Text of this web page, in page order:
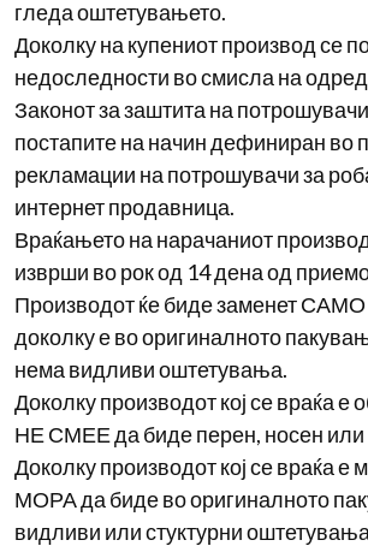
гледа оштетувањето.
Доколку на купениот производ се
недоследности во смисла на
Законот за заштита на
постапите на начин дефиниран во
рекламации на потрошувачи за
интернет продавница.
Враќањето на нарачаниот
изврши во рок од 14 дена од
Производот ќе биде заменет
доколку е во оригиналното
нема видливи оштетувања.
Доколку производот кој се враќа е
НЕ СМЕЕ да биде перен, носен или
Доколку производот кој се враќа е
МОРА да биде во оригиналното
видливи или стуктурни